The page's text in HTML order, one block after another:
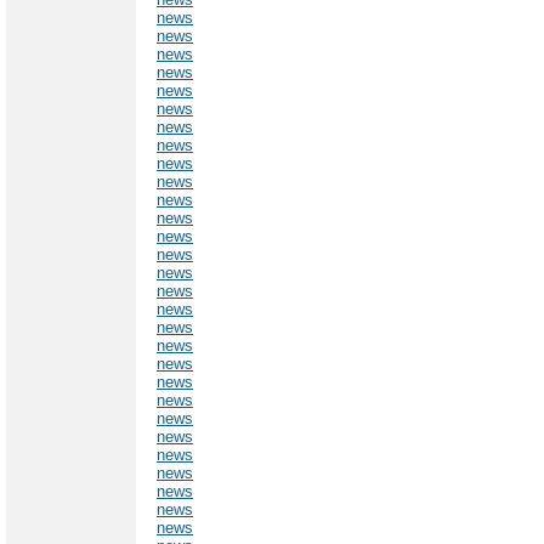
news
news
news
news
news
news
news
news
news
news
news
news
news
news
news
news
news
news
news
news
news
news
news
news
news
news
news
news
news